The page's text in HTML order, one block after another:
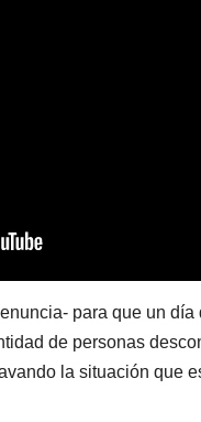
para que un
de personas
la situación que